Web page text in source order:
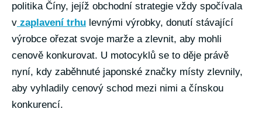
politika Číny, jejíž obchodní strategie vždy spočívala
v zaplavení trhu levnými výrobky, donutí stávající
výrobce ořezat svoje marže a zlevnit, aby mohli
cenově konkurovat. U motocyklů se to děje právě
nyní, kdy zaběhnuté japonské značky místy zlevnily,
aby vyhladily cenový schod mezi nimi a čínskou
konkurencí.